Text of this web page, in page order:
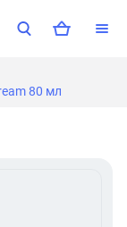
80 мл